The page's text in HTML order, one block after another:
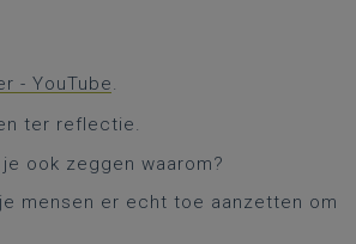
- YouTube.
ter reflectie.
ook zeggen waarom?
mensen er echt toe aanzetten om